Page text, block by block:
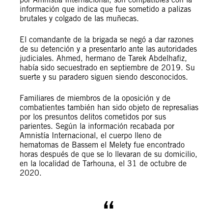
información que indica que fue sometido a palizas
brutales y colgado de las muñecas.
El comandante de la brigada se negó a dar razones
de su detención y a presentarlo ante las autoridades
judiciales. Ahmed, hermano de Tarek Abdelhafiz,
había sido secuestrado en septiembre de 2019. Su
suerte y su paradero siguen siendo desconocidos.
Familiares de miembros de la oposición y de
combatientes también han sido objeto de represalias
por los presuntos delitos cometidos por sus
parientes. Según la información recabada por
Amnistía Internacional, el cuerpo lleno de
hematomas de Bassem el Melety fue encontrado
horas después de que se lo llevaran de su domicilio,
en la localidad de Tarhouna, el 31 de octubre de
2020.